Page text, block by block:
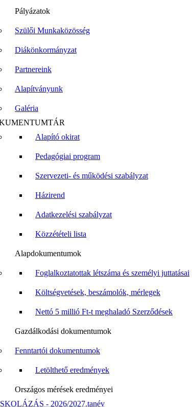
Pályázatok
Szülői Munkaközösség
Diákönkormányzat
Partnereink
Alapítványunk
Galéria
Alapító okirat
Pedagógiai program
Szervezeti- és működési szabályzat
Házirend
Adatkezelési szabályzat
Közzétételi lista
Alapdokumentumok
Foglalkoztatottak létszáma és személyi juttatásai
Költségvetések, beszámolók, mérlegek
Nettó 5 millió Ft-t meghaladó Szerződések
Gazdálkodási dokumentumok
Fenntartói dokumentumok
Letölthető eredmények
Országos mérések eredményei
- 2026/2027.tanév